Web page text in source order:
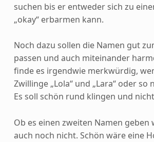
suchen bis er entweder sich zu
„okay“ erbarmen kann.
Noch dazu sollen die Namen gut
passen und auch miteinander
finde es irgendwie merkwürdig,
Zwillinge „Lola“ und „Lara“ oder so
Es soll schön rund klingen und
Ob es einen zweiten Namen geben
auch noch nicht. Schön wäre eine